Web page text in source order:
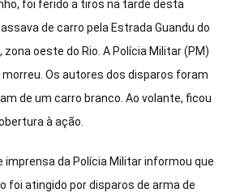
foi ferido a tiros na tarde desta
de carro pela Estrada Guandu do
zona oeste do Rio. A Polícia Militar (PM)
Os autores dos disparos foram
de um carro branco. Ao volante, ficou
à ação.
imprensa da Polícia Militar informou que
foi atingido por disparos de arma de